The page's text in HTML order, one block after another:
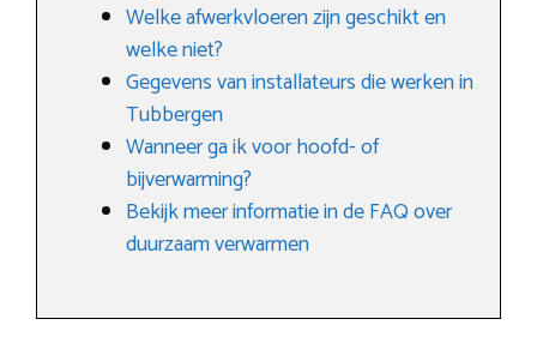
Welke afwerkvloeren zijn geschikt en
welke niet?
Gegevens van installateurs die werken in
Tubbergen
Wanneer ga ik voor hoofd- of
bijverwarming?
Bekijk meer informatie in de FAQ over
duurzaam verwarmen